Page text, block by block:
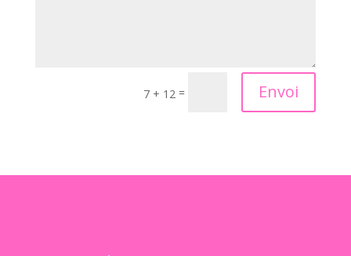
7 + 12 = Envoi